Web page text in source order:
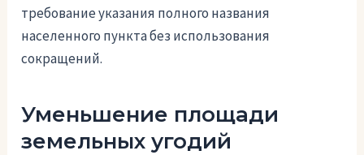
требование указания полного названия
населенного пункта без использования
сокращений.
Уменьшение площади
земельных угодий